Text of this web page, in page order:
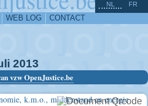
WEB LOG CONTACT
NL FR
2013
vzw OpenJustice.be
k.m.o., middenstand en energie
^